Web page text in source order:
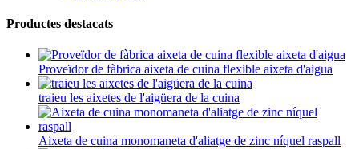
Productes destacats
Proveïdor de fàbrica aixeta de cuina flexible aixeta d'aigua
traieu les aixetes de l'aigüera de la cuina
Aixeta de cuina monomaneta d'aliatge de zinc níquel raspall